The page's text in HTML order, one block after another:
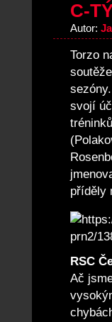
C-
Autor:
Torzo
svojí
příděly
RSC
Ač